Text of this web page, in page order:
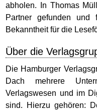
abholen. In Thomas
Partner gefunden
Bekanntheit für die
Über die
Die Hamburger
Dach mehrere
Verlagswesen und im
sind. Hierzu gehören: